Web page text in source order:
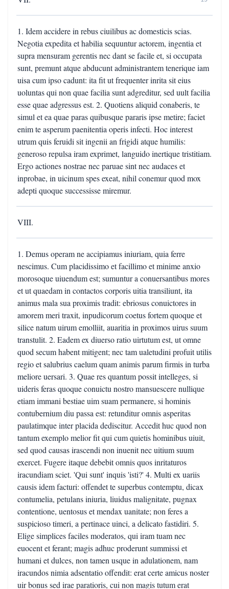
1. Idem accidere in rebus ciuilibus ac domesticis scias.
Negotia expedita et habilia sequuntur actorem, ingentia et
supra mensuram gerentis nec dant se facile et, si occupata
sunt, premunt atque abducunt administrantem tenerique iam
uisa cum ipso cadunt: ita fit ut frequenter inrita sit eius
uoluntas qui non quae facilia sunt adgreditur, sed uult facilia
esse quae adgressus est. 2. Quotiens aliquid conaberis, te
simul et ea quae paras quibusque pararis ipse metire; faciet
enim te asperum paenitentia operis infecti. Hoc interest
utrum quis feruidi sit ingenii an frigidi atque humilis:
generoso repulsa iram exprimet, languido inertique tristitiam.
Ergo actiones nostrae nec paruae sint nec audaces et
inprobae, in uicinum spes exeat, nihil conemur quod mox
adepti quoque successisse miremur.
VIII.
1. Demus operam ne accipiamus iniuriam, quia ferre
nescimus. Cum placidissimo et facillimo et minime anxio
morosoque uiuendum est; sumuntur a conuersantibus mores
et ut quaedam in contactos corporis uitia transiliunt, ita
animus mala sua proximis tradit: ebriosus conuictores in
amorem meri traxit, inpudicorum coetus fortem quoque et
silice natum uirum emolliit, auaritia in proximos uirus suum
transtulit. 2. Eadem ex diuerso ratio uirtutum est, ut omne
quod secum habent mitigent; nec tam ualetudini profuit utilis
regio et salubrius caelum quam animis parum firmis in turba
meliore uersari. 3. Quae res quantum possit intelleges, si
uideris feras quoque conuictu nostro mansuescere nullique
etiam immani bestiae uim suam permanere, si hominis
contubernium diu passa est: retunditur omnis asperitas
paulatimque inter placida dediscitur. Accedit huc quod non
tantum exemplo melior fit qui cum quietis hominibus uiuit,
sed quod causas irascendi non inuenit nec uitium suum
exercet. Fugere itaque debebit omnis quos inritaturos
iracundiam sciet. 'Qui sunt' inquis 'isti?' 4. Multi ex uariis
causis idem facturi: offendet te superbus contemptu, dicax
contumelia, petulans iniuria, liuidus malignitate, pugnax
contentione, uentosus et mendax uanitate; non feres a
suspicioso timeri, a pertinace uinci, a delicato fastidiri. 5.
Elige simplices faciles moderatos, qui iram tuam nec
euocent et ferant; magis adhuc proderunt summissi et
humani et dulces, non tamen usque in adulationem, nam
iracundos nimia adsentatio offendit: erat certe amicus noster
uir bonus sed irae paratioris, cui non magis tutum erat